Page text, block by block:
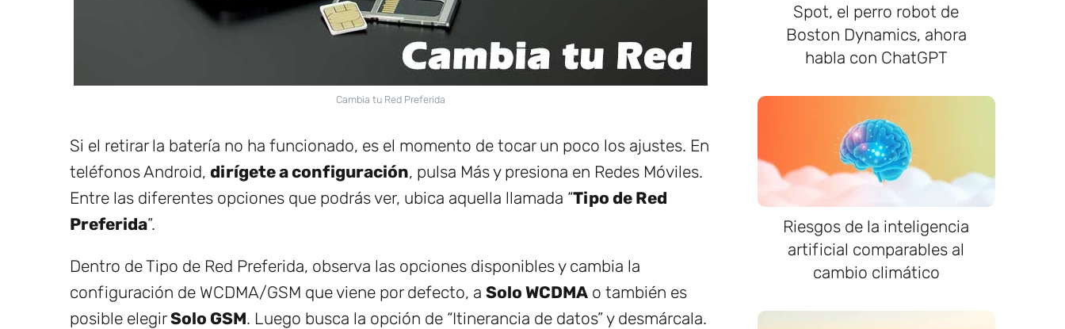
Cambia tu Red Preferida
Si el retirar la batería no ha funcionado, es el momento de tocar un poco los ajustes. En
teléfonos Android, dirígete a configuración, pulsa Más y presiona en Redes Móviles.
Entre las diferentes opciones que podrás ver, ubica aquella llamada “Tipo de Red
Preferida”.
Dentro de Tipo de Red Preferida, observa las opciones disponibles y cambia la
configuración de WCDMA/GSM que viene por defecto, a Solo WCDMA o también es
posible elegirSolo GSM. Luego busca la opción de “Itinerancia de datos” y desmárcala.
Spot, el perro robot de
Boston Dynamics, ahora
habla con ChatGPT
Riesgos de la inteligencia
artificial comparables al
cambio climático